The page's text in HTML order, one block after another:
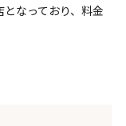
なっており、料金